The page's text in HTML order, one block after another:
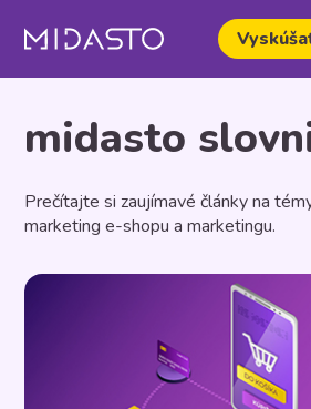
midasto
Prečítajte si zaujímavé články na
marketing e-shopu a marketingu.